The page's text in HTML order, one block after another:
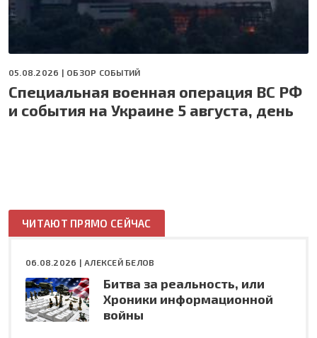
05.08.2026 | ОБЗОР СОБЫТИЙ
Специальная военная операция ВС РФ
и события на Украине 5 августа, день
ЧИТАЮТ ПРЯМО СЕЙЧАС
06.08.2026 |АЛЕКСЕЙ БЕЛОВ
Битва за реальность, или
Хроники информационной
войны